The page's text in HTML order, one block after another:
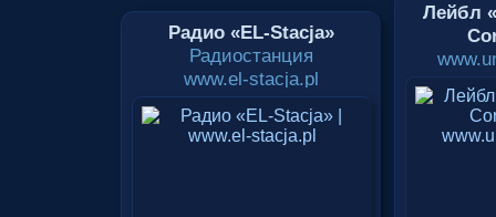
Радио «EL-Stacja»
Радиостанция
www.el-stacja.pl
Лейбл